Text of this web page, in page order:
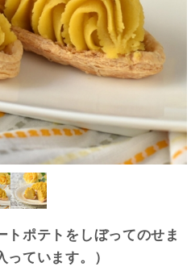
ポテトをしぼってのせま
ています。）